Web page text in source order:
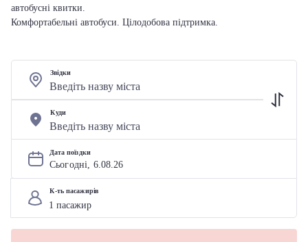
автобусні квитки.
Комфортабельні автобуси. Цілодобова підтримка.
Звідки
Куди
Дата поїздки
Сьогодні, 6.08.26
К-ть пасажирів